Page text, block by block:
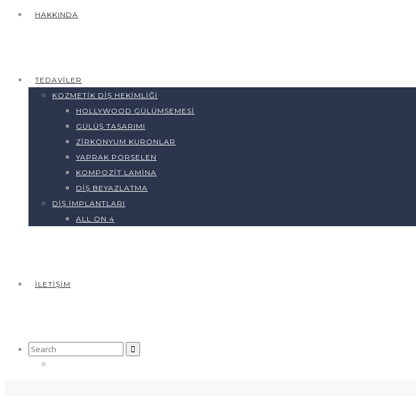
HAKKINDA
TEDAVILER
KOZMETIK DIŞ HEKIMLIĞI
HOLLYWOOD GÜLÜMSEMESI
GÜLÜŞ TASARIMI
ZIRKONYUM KURONLAR
YAPRAK PORSELEN
KOMPOZIT LAMINA
DIŞ BEYAZLATMA
DIŞ İMPLANTLARI
ALL ON 4
İLETIŞIM
Search